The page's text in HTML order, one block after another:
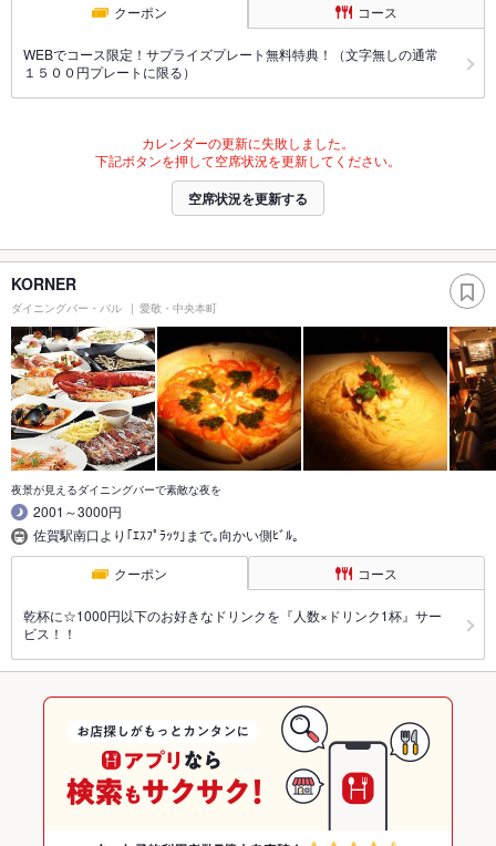
クーポン コース
WEBでコース限定！サプライズプレート無料特典！（文字無しの通常
１５００円プレートに限る）
カレンダーの更新に失敗しました。
下記ボタンを押して空席状況を更新してください。
空席状況を更新する
KORNER
ダイニングバー・バル 愛敬・中央本町
夜景が見えるダイニングバーで素敵な夜を
2001～3000円
佐賀駅南口より｢ｴｽﾌﾟﾗｯﾂ｣まで｡向かい側ﾋﾞﾙ｡
クーポン コース
乾杯に☆1000円以下のお好きなドリンクを『人数×ドリンク1杯』サー
ビス！！